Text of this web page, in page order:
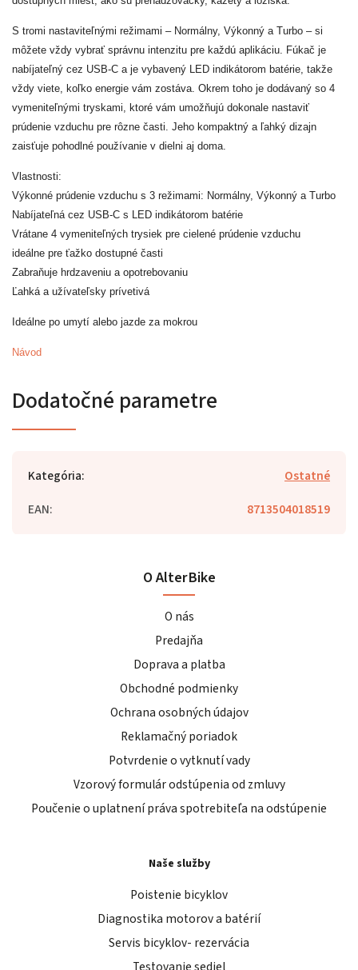
S tromi nastaviteľnými režimami – Normálny, Výkonný a Turbo – si
môžete vždy vybrať správnu intenzitu pre každú aplikáciu. Fúkač je
nabíjateľný cez USB-C a je vybavený LED indikátorom batérie, takže
vždy viete, koľko energie vám zostáva. Okrem toho je dodávaný so 4
vymeniteľnými tryskami, ktoré vám umožňujú dokonale nastaviť
prúdenie vzduchu pre rôzne časti. Jeho kompaktný a ľahký dizajn
zaisťuje pohodlné používanie v dielni aj doma.
Vlastnosti:
Výkonné prúdenie vzduchu s 3 režimami: Normálny, Výkonný a Turbo
Nabíjateľná cez USB-C s LED indikátorom batérie
Vrátane 4 vymeniteľných trysiek pre cielené prúdenie vzduchu
ideálne pre ťažko dostupné časti
Zabraňuje hrdzaveniu a opotrebovaniu
Ľahká a užívateľsky prívetivá
Ideálne po umytí alebo jazde za mokrou
Návod
Dodatočné parametre
Kategória:
Ostatné
EAN: 8713504018519
O AlterBike
O nás
Predajňa
Doprava a platba
Obchodné podmienky
Ochrana osobných údajov
Reklamačný poriadok
Potvrdenie o vytknutí vady
Vzorový formulár odstúpenia od zmluvy
Poučenie o uplatnení práva spotrebiteľa na odstúpenie
Naše služby
Poistenie bicyklov
Diagnostika motorov a batérií
Servis bicyklov- rezervácia